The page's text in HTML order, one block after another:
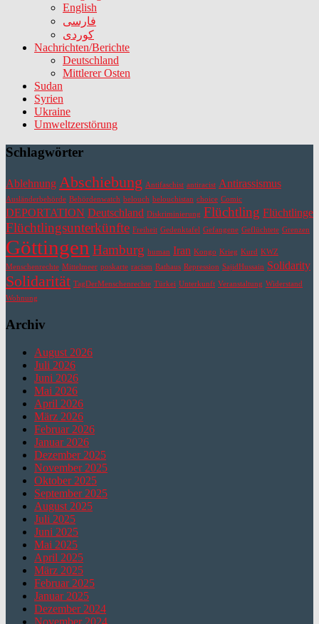
English
فارسی
کوردی
Nachrichten/Berichte
Deutschland
Mittlerer Osten
Sudan
Syrien
Ukraine
Umweltzerstörung
Schlagwörter
Ablehnung Abschiebung Antifaschist antiracist Antirassismus
Ausländerbehörde Behördenwatch belouch belouchistan choice Comic
DEPORTATION Deutschland Diskriminierung Flüchtling Flüchtlinge
Flüchtlingsunterkünfte Freiheit Gedenktafel Gefangene Geflüchtete Grenzen
Göttingen Hamburg human Iran Kongo Krieg Kurd KWZ
Menschenrechte Mittelmeer poskarte racism Rathaus Repression SajidHussain Solidarity
Solidarität TagDerMenschenrechte Türkei Unterkunft Veranstaltung Widerstand
Wohnung
Archiv
August 2026
Juli 2026
Juni 2026
Mai 2026
April 2026
März 2026
Februar 2026
Januar 2026
Dezember 2025
November 2025
Oktober 2025
September 2025
August 2025
Juli 2025
Juni 2025
Mai 2025
April 2025
März 2025
Februar 2025
Januar 2025
Dezember 2024
November 2024